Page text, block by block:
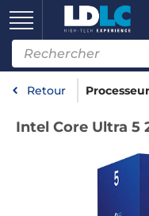
Retour Processeur
Intel Core Ultra 5